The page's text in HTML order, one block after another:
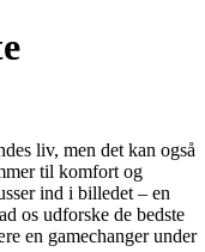
liv, men det kan også
til komfort og
ind i billedet – en
os udforske de bedste
en gamechanger under